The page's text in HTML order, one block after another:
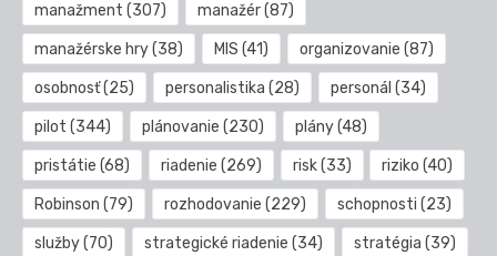
manažment (307) manažér(87)
manažérske hry(38) MIS (41) organizovanie (87)
osobnosť(25) personalistika (28) personál (34)
pilot (344) plánovanie (230) plány(48)
pristátie (68) riadenie (269) risk(33) riziko (40)
Robinson (79) rozhodovanie (229) schopnosti (23)
služby(70) strategické riadenie (34) stratégia (39)